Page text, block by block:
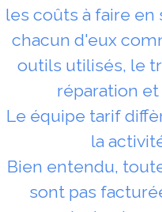
les coûts à faire en
chacun d'eux
outils utilisés, le
réparation
Le équipe tarif
la
Bien entendu,
sont pas